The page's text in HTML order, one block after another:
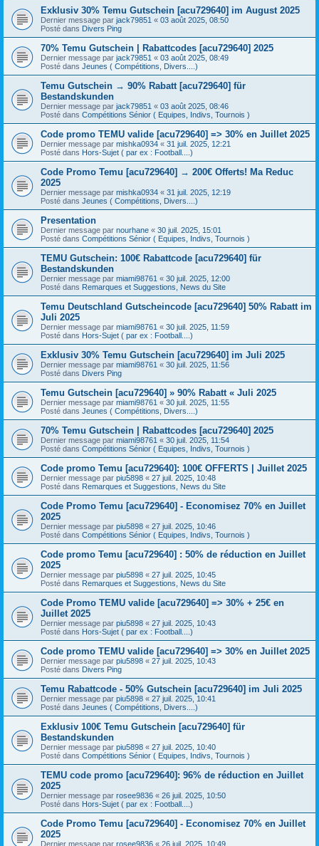
Exklusiv 30% Temu Gutschein [acu729640] im August 2025
Dernier message par jack79851 « 03 août 2025, 08:50
Posté dans Divers Ping
70% Temu Gutschein | Rabattcodes [acu729640] 2025
Dernier message par jack79851 « 03 août 2025, 08:49
Posté dans Jeunes ( Compétitions, Divers....)
Temu Gutschein → 90% Rabatt [acu729640] für
Bestandskunden
Dernier message par jack79851 « 03 août 2025, 08:46
Posté dans Compétitions Sénior ( Equipes, Indivs, Tournois )
Code promo TEMU valide [acu729640] => 30% en Juillet 2025
Dernier message par mishka0934 « 31 juil. 2025, 12:21
Posté dans Hors-Sujet ( par ex : Football....)
Code Promo Temu [acu729640] → 200€ Offerts! Ma Reduc
2025
Dernier message par mishka0934 « 31 juil. 2025, 12:19
Posté dans Jeunes ( Compétitions, Divers....)
Presentation
Dernier message par nourhane « 30 juil. 2025, 15:01
Posté dans Compétitions Sénior ( Equipes, Indivs, Tournois )
TEMU Gutschein: 100€ Rabattcode [acu729640] für
Bestandskunden
Dernier message par miami98761 « 30 juil. 2025, 12:00
Posté dans Remarques et Suggestions, News du Site
Temu Deutschland Gutscheincode [acu729640] 50% Rabatt im
Juli 2025
Dernier message par miami98761 « 30 juil. 2025, 11:59
Posté dans Hors-Sujet ( par ex : Football....)
Exklusiv 30% Temu Gutschein [acu729640] im Juli 2025
Dernier message par miami98761 « 30 juil. 2025, 11:56
Posté dans Divers Ping
Temu Gutschein [acu729640] » 90% Rabatt « Juli 2025
Dernier message par miami98761 « 30 juil. 2025, 11:55
Posté dans Jeunes ( Compétitions, Divers....)
70% Temu Gutschein | Rabattcodes [acu729640] 2025
Dernier message par miami98761 « 30 juil. 2025, 11:54
Posté dans Compétitions Sénior ( Equipes, Indivs, Tournois )
Code promo Temu [acu729640]: 100€ OFFERTS | Juillet 2025
Dernier message par piu5898 « 27 juil. 2025, 10:48
Posté dans Remarques et Suggestions, News du Site
Code Promo Temu [acu729640] - Economisez 70% en Juillet
2025
Dernier message par piu5898 « 27 juil. 2025, 10:46
Posté dans Compétitions Sénior ( Equipes, Indivs, Tournois )
Code promo Temu [acu729640] : 50% de réduction en Juillet
2025
Dernier message par piu5898 « 27 juil. 2025, 10:45
Posté dans Remarques et Suggestions, News du Site
Code Promo TEMU valide [acu729640] => 30% + 25€ en
Juillet 2025
Dernier message par piu5898 « 27 juil. 2025, 10:43
Posté dans Hors-Sujet ( par ex : Football....)
Code promo TEMU valide [acu729640] => 30% en Juillet 2025
Dernier message par piu5898 « 27 juil. 2025, 10:43
Posté dans Divers Ping
Temu Rabattcode - 50% Gutschein [acu729640] im Juli 2025
Dernier message par piu5898 « 27 juil. 2025, 10:41
Posté dans Jeunes ( Compétitions, Divers....)
Exklusiv 100€ Temu Gutschein [acu729640] für
Bestandskunden
Dernier message par piu5898 « 27 juil. 2025, 10:40
Posté dans Compétitions Sénior ( Equipes, Indivs, Tournois )
TEMU code promo [acu729640]: 96% de réduction en Juillet
2025
Dernier message par rosee9836 « 26 juil. 2025, 10:50
Posté dans Hors-Sujet ( par ex : Football....)
Code Promo Temu [acu729640] - Economisez 70% en Juillet
2025
Dernier message par rosee9836 « 26 juil. 2025, 10:49